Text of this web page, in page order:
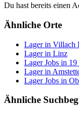
Du hast bereits einen
Ähnliche Orte
Lager in Villach
Lager in Linz
Lager Jobs in
Lager in
Lager Jobs in
Ähnliche